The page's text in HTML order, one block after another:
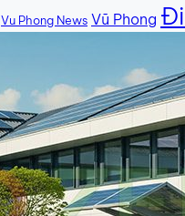
Vu Phong News Vũ Phong